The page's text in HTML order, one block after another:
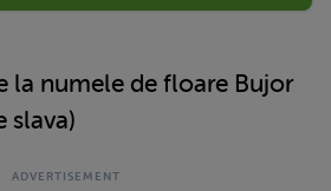
la numele de floare Bujor
slava)